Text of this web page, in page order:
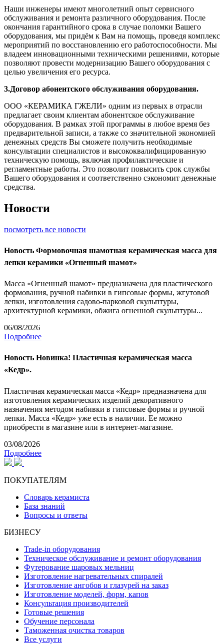
Наши инженеры имеют многолетний опыт сервисного
обслуживания и ремонта различного оборудования. После
окончания гарантийного срока в случае поломки Вашего
оборудования, мы придём к Вам на помощь, проведя комплекс
мероприятий по восстановлению его работоспособности. Мы
владеем инновационными техническими решениями, которые
позволяют провести модернизацию Вашего оборудования с
целью увеличения его ресурса.
3.Договор абонентского обслуживания оборудования.
ООО «КЕРАМИКА ГЖЕЛИ» одним из первых в отрасли
предлагает своим клиентам абонентское обслуживание
оборудования. В рамках этой программы в любое время без
предварительной записи, а также со значительной экономией
денежных средств Вы сможете получить необходимые
консультации специалистов и высококвалифицированную
техническую помощь, включая профилактические и
регламентные работы. Это позволит повысить срок службы
Вашего оборудования и соответственно сэкономит денежные
средства.
Новости
посмотреть все новости
Новость Формовочная шамотная керамическая масса для
лепки керамики «Огненный шамот»
Масса «Огненный шамот» предназначена для пластического
формования, ручной набивки в гипсовые формы, жгутовой
лепки, изготовления садово-парковой скульптуры,
архитектурной керамики, обжига огненной скульптуры...
06/08/2026
Подробнее
Новость Новинка! Пластичная керамическая масса
«Кедр».
Пластичная керамическая масса «Кедр» предназначена для
изготовления керамических изделий декоративного
назначения методом набивки в гипсовые формы и ручной
лепки. Масса «Кедр» уже есть в наличии. Ее можно
приобрести в магазине или в интернет-магазине.
03/08/2026
Подробнее
ПОКУПАТЕЛЯМ
Словарь керамиста
База знаний
Вопросы и ответы
БИЗНЕСУ
Trade-in оборудования
Техническое обслуживание и ремонт оборудования
Футерование шаровых мельниц
Изготовление нагревательных спиралей
Изготовление ангобов и глазурей на заказ
Изготовление моделей, форм, капов
Консультация производителей
Готовые решения
Обучение персонала
Таможенная очистка товаров
Все услуги